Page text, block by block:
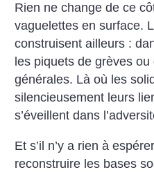
Rien ne change de ce
vaguelettes en surface.
construisent ailleurs :
les piquets de grèves
générales. Là où les
silencieusement leurs
s’éveillent dans
Et s’il n’y a rien à
reconstruire les bases